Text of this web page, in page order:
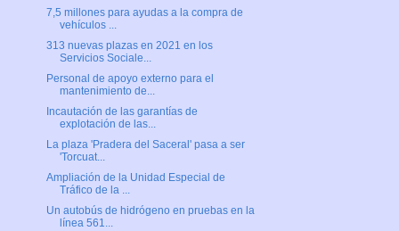
7,5 millones para ayudas a la compra de
vehículos ...
313 nuevas plazas en 2021 en los
Servicios Sociale...
Personal de apoyo externo para el
mantenimiento de...
Incautación de las garantías de
explotación de las...
La plaza 'Pradera del Saceral' pasa a ser
'Torcuat...
Ampliación de la Unidad Especial de
Tráfico de la ...
Un autobús de hidrógeno en pruebas en la
línea 561...